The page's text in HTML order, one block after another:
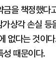
을 책정했다
상각 손실 등
없다는 것이
성 때문이다.